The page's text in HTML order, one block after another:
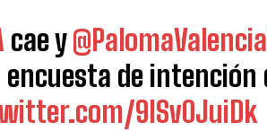
cae y
de intención
9lSv0JuiDk